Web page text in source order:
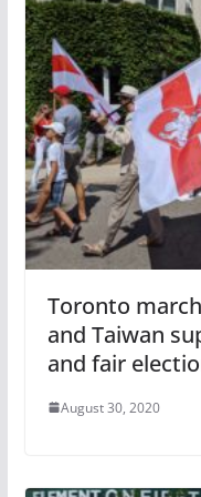
Toronto
and Taiwan
and fair
August 30, 2020